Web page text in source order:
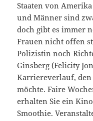
Staaten von
und Männer sind
doch gibt es immer
Frauen nicht offen
Polizistin noch
Ginsberg (Felicity
Karriereverlauf,
möchte. Faire
erhalten Sie ein
Smoothie.